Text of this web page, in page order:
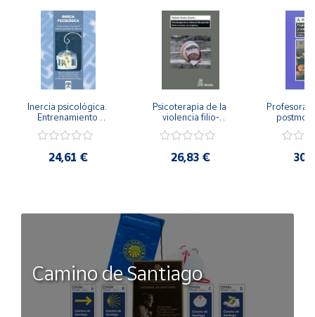
Inercia psicológica.
Entrenamiento
Igualdad de Género.
24,61 €
Psicoterapia de la
violencia filio-
secreto y la
26,83 €
Camino de Santiago